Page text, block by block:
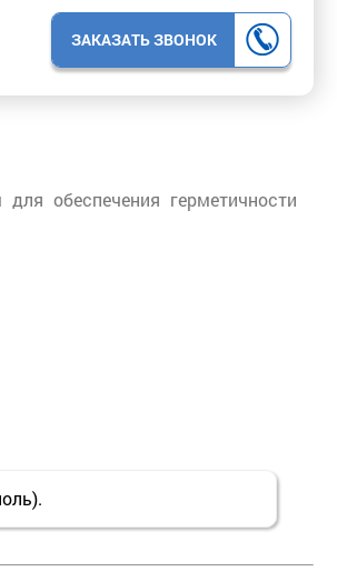
ЗАКАЗАТЬ ЗВОНОК
обеспечения герметичности